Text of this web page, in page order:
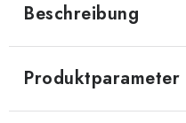
Beschreibung
Produktparameter